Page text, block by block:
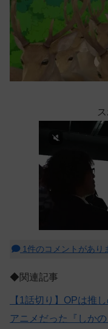
1件のコメントがあり
◆関連記事
【1話切り】OPは推
アニメだった『しか